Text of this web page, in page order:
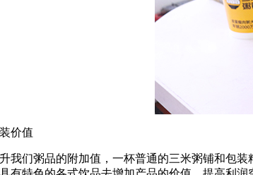
价值
们粥品的附加值，一杯普通的三米粥铺和包装